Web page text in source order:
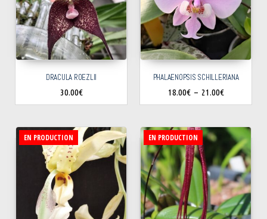
DRACULA ROEZLII
30.00€
PHALAENOPSIS SCHILLERIANA
18.00€ – 21.00€
EN PRODUCTION EN PRODUCTION